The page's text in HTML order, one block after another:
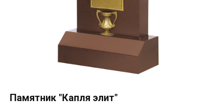
Памятник "Капля элит"